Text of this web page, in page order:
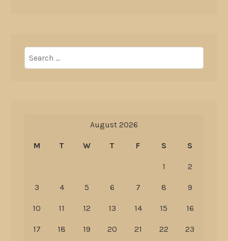
for:
August 2026
M T W T F S S
1 2
3 4 5 6 7 8 9
10 11 12 13 14 15 16
17 18 19 20 21 22 23